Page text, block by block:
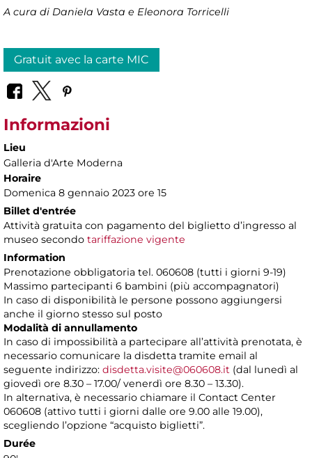
A cura di Daniela Vasta e Eleonora Torricelli
Gratuit avec la carte MIC
Informazioni
Lieu
Galleria d'Arte Moderna
Horaire
Domenica 8 gennaio 2023 ore 15
Billet d'entrée
Attività gratuita con pagamento del biglietto d’ingresso al
museo secondo tariffazione vigente
Information
Prenotazione obbligatoria tel. 060608 (tutti i giorni 9-19)
Massimo partecipanti 6 bambini (più accompagnatori)
In caso di disponibilità le persone possono aggiungersi
anche il giorno stesso sul posto
Modalità di annullamento
In caso di impossibilità a partecipare all’attività prenotata, è
necessario comunicare la disdetta tramite email al
seguente indirizzo: disdetta.visite@060608.it (dal lunedì al
giovedì ore 8.30 – 17.00/ venerdì ore 8.30 – 13.30).
In alternativa, è necessario chiamare il Contact Center
060608 (attivo tutti i giorni dalle ore 9.00 alle 19.00),
scegliendo l’opzione “acquisto biglietti”.
Durée